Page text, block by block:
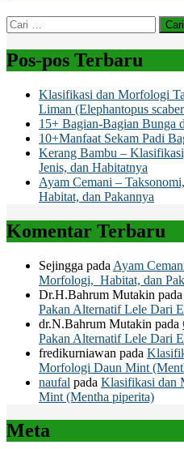
Cari
untuk:
Pos-pos Terbaru
Klasifikasi dan Morfologi
Liman (Elephantopus
15+ Bagian-Bagian Bunga
10+Manfaat Sekam Padi
Kerang Bambu –
Jenis, dan Habitatnya
Ayam Cemani –
Habitat, dan Pakannya
Komentar Terbaru
Sejingga pada Ayam
Morfologi, Habitat, dan
Dr.H.Bahrum Mutakin pada
Pakan Alternatif Lele Dari
dr.N.Bahrum Mutakin pada
Pakan Alternatif Lele Dari
fredikurniawan pada
Morfologi Daun Mint
naufal pada Klasifikasi dan
Mint (Mentha piperita)
Meta